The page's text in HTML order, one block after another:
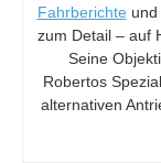
Fahrberichte
zum Detail – auf
Seine
Robertos
alternativen